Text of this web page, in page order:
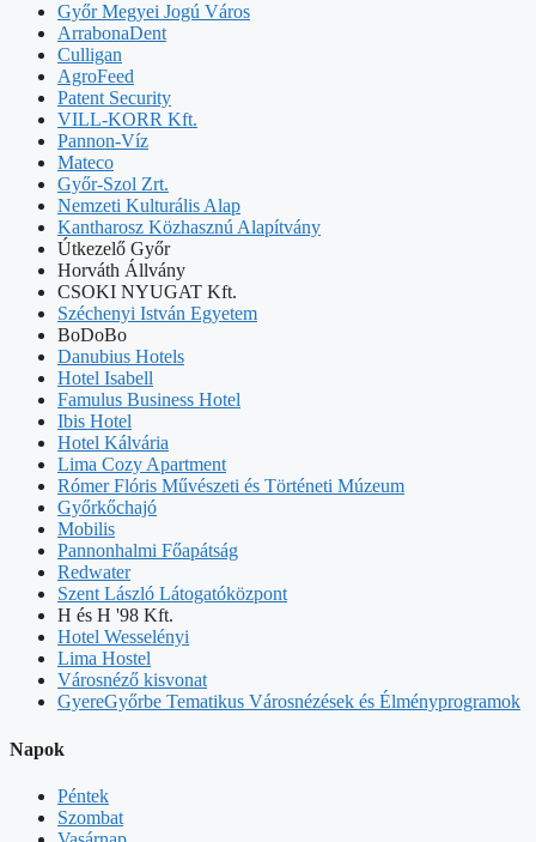
Győr Megyei Jogú Város
ArrabonaDent
Culligan
AgroFeed
Patent Security
VILL-KORR Kft.
Pannon-Víz
Mateco
Győr-Szol Zrt.
Nemzeti Kulturális Alap
Kantharosz Közhasznú Alapítvány
Útkezelő Győr
Horváth Állvány
CSOKI NYUGAT Kft.
Széchenyi István Egyetem
BoDoBo
Danubius Hotels
Hotel Isabell
Famulus Business Hotel
Ibis Hotel
Hotel Kálvária
Lima Cozy Apartment
Rómer Flóris Művészeti és Történeti Múzeum
Győrkőchajó
Mobilis
Pannonhalmi Főapátság
Redwater
Szent László Látogatóközpont
H és H '98 Kft.
Hotel Wesselényi
Lima Hostel
Városnéző kisvonat
GyereGyőrbe Tematikus Városnézések és Élményprogramok
Napok
Péntek
Szombat